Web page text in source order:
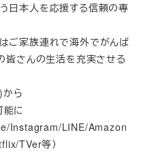
日本人を応援する信頼の専
ご家族連れで海外でがんば
皆さんの生活を充実させる
ら
能に
Instagram/LINE/Amazon
TVer等）